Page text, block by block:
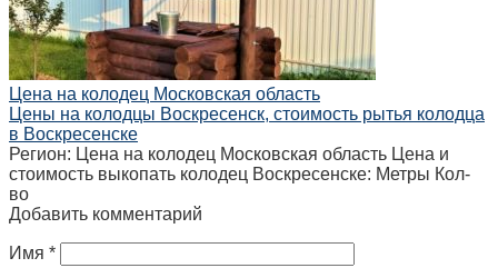
Цена на колодец Московская область
Цены на колодцы Воскресенск, стоимость рытья колодца
в Воскресенске
Регион: Цена на колодец Московская область Цена и
стоимость выкопать колодец Воскресенске: Метры Кол-
во
Добавить комментарий
Имя *